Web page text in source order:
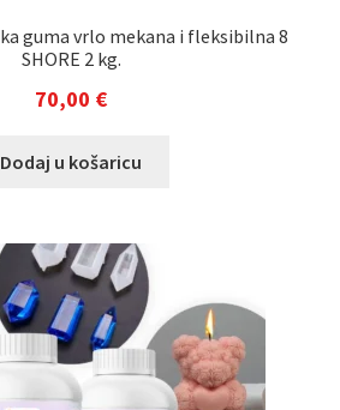
guma vrlo mekana i fleksibilna 8
SHORE 2 kg.
70,00 €
Dodaj u košaricu